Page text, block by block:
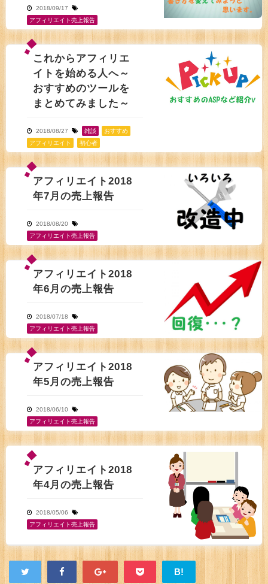
2018/09/17
アフィリエイト売上報告
これからアフィリエ
イトを始める人へ～
おすすめのツールを
まとめてみました～
2018/08/27 雑談 おすすめ
アフィリエイト
初心者
アフィリエイト2018
年7月の売上報告
2018/08/20
アフィリエイト売上報告
アフィリエイト2018
年6月の売上報告
2018/07/18
アフィリエイト売上報告
アフィリエイト2018
年5月の売上報告
2018/06/10
アフィリエイト売上報告
アフィリエイト2018
年4月の売上報告
2018/05/06
アフィリエイト売上報告
B!